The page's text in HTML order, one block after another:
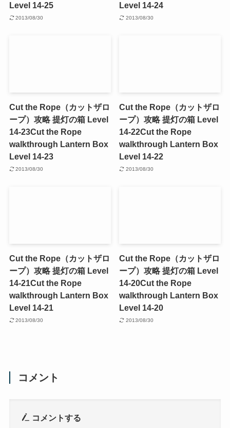
Level 14-25
2013/08/30
Level 14-24
2013/08/30
Cut the Rope（カットザロ
ープ）攻略 提灯の箱 Level
14-23Cut the Rope
walkthrough Lantern Box
Level 14-23
2013/08/30
Cut the Rope（カットザロ
ープ）攻略 提灯の箱 Level
14-22Cut the Rope
walkthrough Lantern Box
Level 14-22
2013/08/30
Cut the Rope（カットザロ
ープ）攻略 提灯の箱 Level
14-21Cut the Rope
walkthrough Lantern Box
Level 14-21
2013/08/30
Cut the Rope（カットザロ
ープ）攻略 提灯の箱 Level
14-20Cut the Rope
walkthrough Lantern Box
Level 14-20
2013/08/30
コメント
コメントする